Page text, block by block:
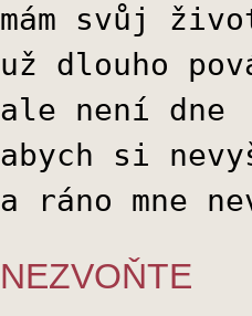
mám svůj
už dlouho
ale není dne
abych si
a ráno mne
NEZVOŇTE